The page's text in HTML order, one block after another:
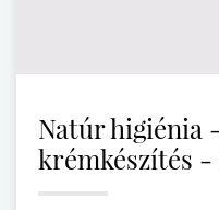
Natúr higiénia
krémkészítés -